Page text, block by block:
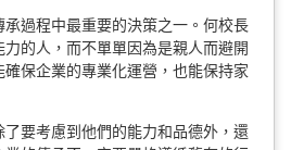
過程中最重要的決策之一。何校長
的人，而不單單因為是親人而避開
保企業的專業化運營，也能保持家
要考慮到他們的能力和品德外，還